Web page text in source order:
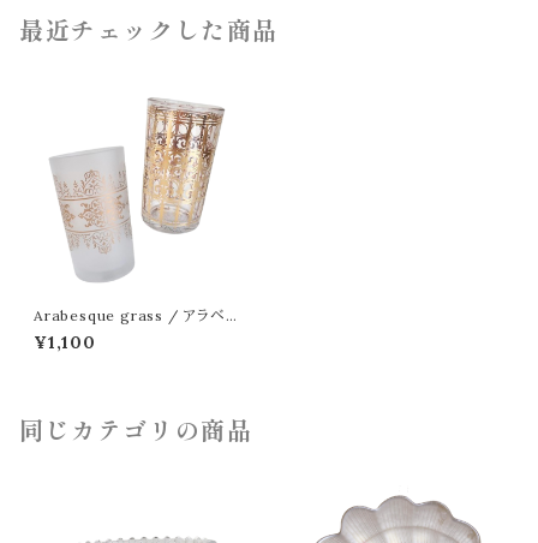
最近チェックした商品
Arabesque grass / アラベス
クグラス
¥1,100
同じカテゴリの商品